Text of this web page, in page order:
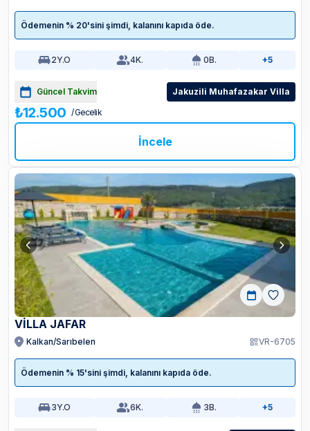
Ödemenin % 20'sini şimdi, kalanını kapıda öde.
2Y.O 4K. 0B. +5
Güncel Takvim Jakuzili Muhafazakar Villa
₺12.500 / Gecelik
İncele
VILLA JAFAR
Kalkan/Sarıbelen VR-6705
Ödemenin % 15'sini şimdi, kalanını kapıda öde.
3Y.O 6K. 3B. +5